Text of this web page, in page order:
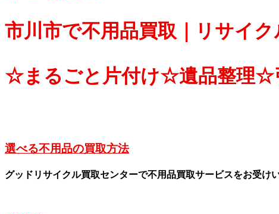
市川市で不用品買取｜リサイ
☆まるごと片付け☆遺品整理☆
選べる不用品の買取方法
グッドリサイクル買取センターで不用品買取サービスをお受け